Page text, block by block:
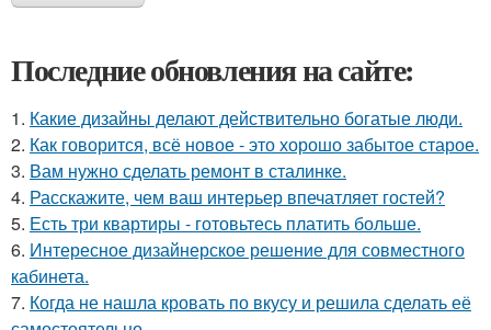
Последние обновления на сайте:
1. Какие дизайны делают действительно богатые люди.
2. Как говорится, всё новое - это хорошо забытое старое.
3. Вам нужно сделать ремонт в сталинке.
4. Расскажите, чем ваш интерьер впечатляет гостей?
5. Есть три квартиры - готовьтесь платить больше.
6. Интересное дизайнерское решение для совместного
кабинета.
7. Когда не нашла кровать по вкусу и решила сделать её